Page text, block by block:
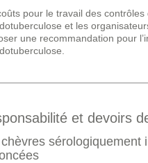
pour le travail des
et les
une recommandation pour
et devoirs
sérologiquement